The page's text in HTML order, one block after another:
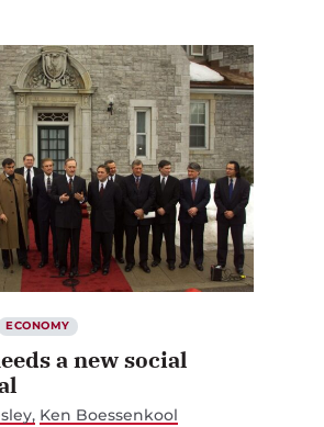
ECONOMY
a new social
Ken Boessenkool